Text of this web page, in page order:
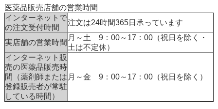
医薬品販売店舗の営業時間
インターネットで
の注文受付時間
注文は24時間365日承っています
実店舗の営業時間
月～土 9：00～17：00（祝日を除く・
土は不定休）
インターネット販
売の医薬品販売時
間（薬剤師または
登録販売者が常駐
している時間）
月～金 9：00～17：00（祝日を除く）